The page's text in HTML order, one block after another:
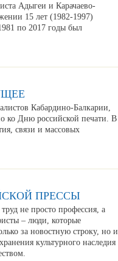
Адыгеи и Карачаево-
15 лет (1982-1997)
по 2017 годы был
Кабардино-Балкарии,
ко Дню российской печати. В
связи и массовых
ПРЕССЫ
не просто профессия, а
– люди, которые
за новостную строку, но и
культурного наследия